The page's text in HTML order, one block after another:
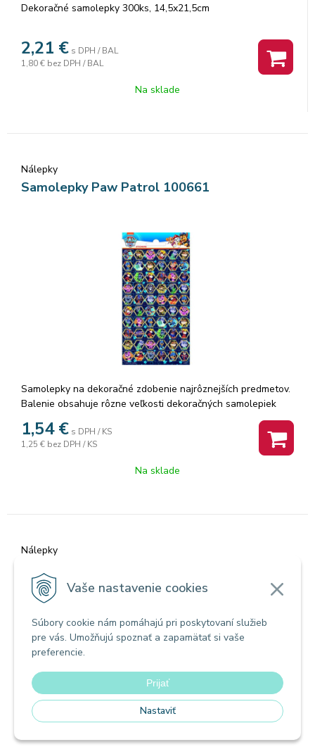
Vaše nastavenie cookies
Súbory cookie nám pomáhajú pri poskytovaní služieb
pre vás. Umožňujú spoznať a zapamätať si vaše
preferencie.
Prijať
Nastaviť
Dekoračné samolepky 300ks, 14,5x21,5cm
2,21 € s DPH / BAL
1,80 € bez DPH / BAL
Na sklade
Nálepky
Samolepky Paw Patrol 100661
Samolepky na dekoračné zdobenie najrôznejších predmetov.
Balenie obsahuje rôzne veľkosti dekoračných samolepiek
1,54 € s DPH / KS
1,25 € bez DPH / KS
Na sklade
Nálepky